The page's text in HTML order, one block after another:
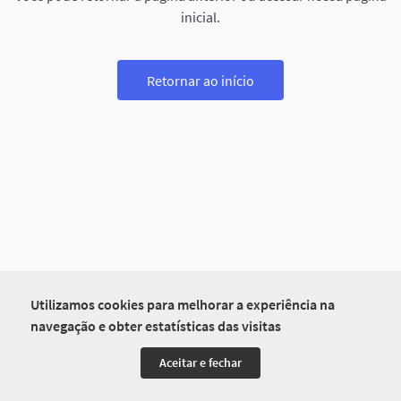
Utilizamos cookies para melhorar a experiência na
navegação e obter estatísticas das visitas
Aceitar e fechar
inicial.
Retornar ao início